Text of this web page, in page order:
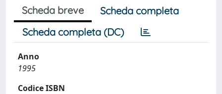
Scheda breve
Scheda completa
Scheda completa (DC)
Anno
1995
Codice ISBN